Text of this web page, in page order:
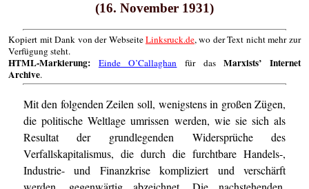
(16. November 1931)
Kopiert mit Dank von der WebseiteLinksruck.de, wo der Text nicht mehr zur
Verfügung steht.
HTML-Markierung: Einde O’Callaghan für dasMarxists’ Internet
Archive.
Mit den folgenden Zeilen soll, wenigstens in großen Zügen,
die politische Weltlage umrissen werden, wie sie sich als
Resultat der grundlegenden Widersprüche des
Verfallskapitalismus, die durch die furchtbare Handels-,
Industrie- und Finanzkrise kompliziert und verschärft